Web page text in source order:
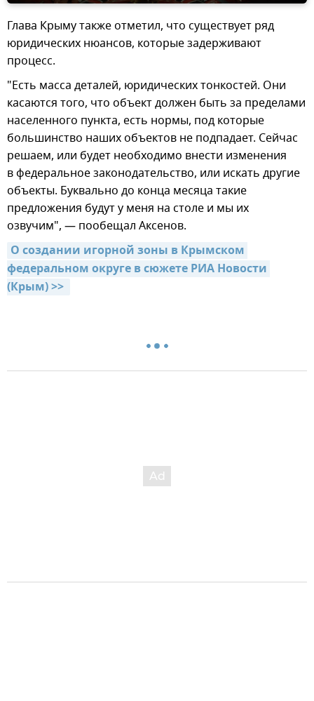
Глава Крыму также отметил, что существует ряд
юридических нюансов, которые задерживают
процесс.
"Есть масса деталей, юридических тонкостей. Они
касаются того, что объект должен быть за пределами
населенного пункта, есть нормы, под которые
большинство наших объектов не подпадает. Сейчас
решаем, или будет необходимо внести изменения
в федеральное законодательство, или искать другие
объекты. Буквально до конца месяца такие
предложения будут у меня на столе и мы их
озвучим", — пообещал Аксенов.
О создании игорной зоны в Крымском
федеральном округе в сюжете РИА Новости
(Крым) >>